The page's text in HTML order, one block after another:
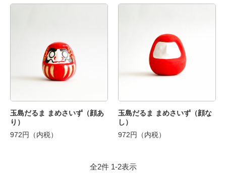
玉島だるま まめさいず（顔あ
り）
972円（内税）
玉島だるま まめさいず（顔な
し）
972円（内税）
全2件 1-2表示